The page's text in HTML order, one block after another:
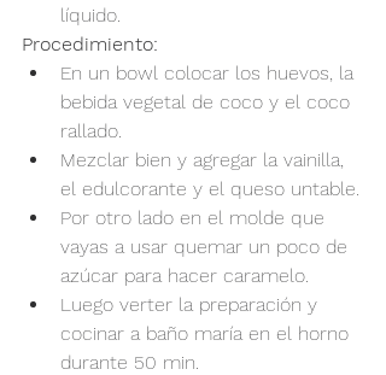
líquido.
Procedimiento:
En un bowl colocar los huevos, la
bebida vegetal de coco y el coco
rallado.
Mezclar bien y agregar la vainilla,
el edulcorante y el queso untable.
Por otro lado en el molde que
vayas a usar quemar un poco de
azúcar para hacer caramelo.
Luego verter la preparación y
cocinar a baño maría en el horno
durante 50 min.